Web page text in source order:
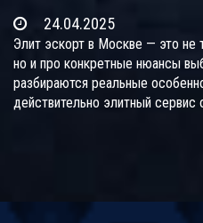
24.04.2025
Элит эскорт в Москве — это не
но и про конкретные нюансы
разбираются реальные
действительно элитный сервис